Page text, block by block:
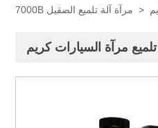
7000B مرآة آلة تلميع الصقيل >
تلميع مرآة السيارات كريم